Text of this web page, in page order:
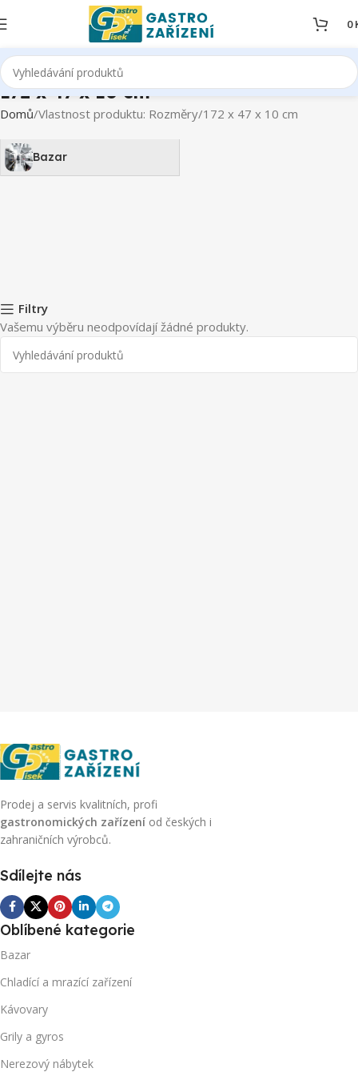
0
172 x 47 x 10 cm
Domů Vlastnost produktu: Rozměry 172 x 47 x 10 cm
Bazar
Filtry
Vašemu výběru neodpovídají žádné produkty.
Prodej a servis kvalitních, profi
gastronomických zařízení od českých i
zahraničních výrobců.
Sdílejte nás
Oblíbené kategorie
Bazar
Chladící a mrazící zařízení
Kávovary
Grily a gyros
Nerezový nábytek